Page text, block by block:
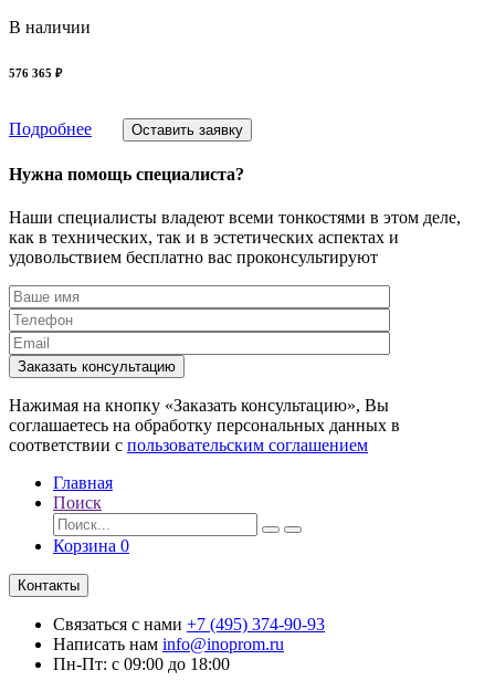
В наличии
576 365 ₽
Подробнее Оставить заявку
Нужна помощь специалиста?
Наши специалисты владеют всеми тонкостями в этом деле,
как в технических, так и в эстетических аспектах и
удовольствием бесплатно вас проконсультируют
Заказать консультацию
Нажимая на кнопку «Заказать консультацию», Вы
соглашаетесь на обработку персональных данных в
соответствии с пользовательским соглашением
Главная
Поиск
Корзина 0
Контакты
Связаться с нами +7 (495) 374-90-93
Написать нам info@inoprom.ru
Пн-Пт: с 09:00 до 18:00